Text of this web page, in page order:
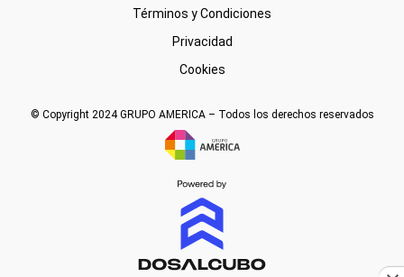
Términos y Condiciones
Privacidad
Cookies
© Copyright 2024 GRUPO AMERICA – Todos los derechos reservados